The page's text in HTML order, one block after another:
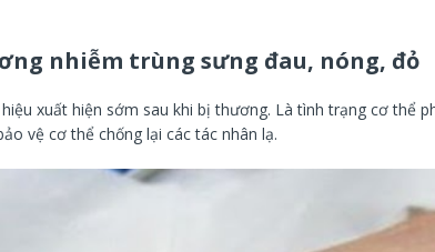
nhiễm trùng sưng đau, nóng, đỏ
xuất hiện sớm sau khi bị thương. Là tình trạng cơ thể
vệ cơ thể chống lại các tác nhân lạ.